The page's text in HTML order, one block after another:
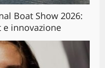
Boat Show 2026:
e innovazione